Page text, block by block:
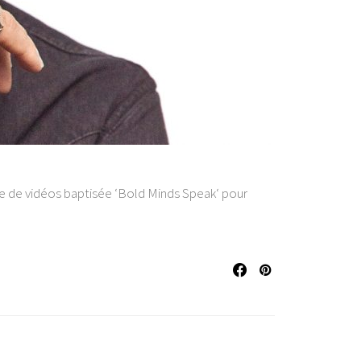
vidéos baptisée ‘Bold Minds Speak‘ pour